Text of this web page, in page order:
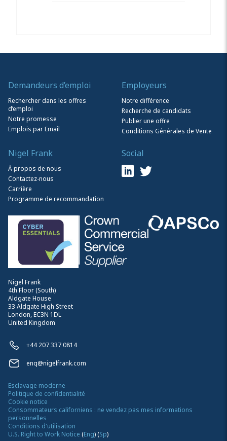
Nigel Frank
4th Floor (South)
Aldgate House
33 Aldgate High Street
London, EC3N 1DL
United Kingdom
+44 207 337 0814
enq@nigelfrank.com
Demandeurs d’emploi
Rechercher dans les offres
d’emploi
Notre promesse
Emplois par Email
Employeurs
Notre différence
Recherche de candidats
Publier une offre
Conditions Générales de Vente
Nigel Frank
À propos de nous
Contactez-nous
Carrière
Programme de recommandation
Social
Esclavage moderne
Politique de confidentialité
Cookie notice
Consommateurs californiens : ne vendez pas mes informations
personnelles
Conditions d'utilisation
U.S. Right to Work Notice (Eng)(Sp)